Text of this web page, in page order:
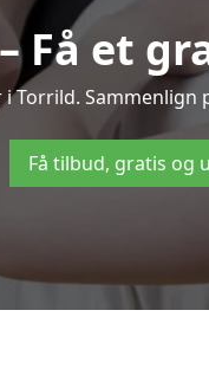
Få et
Torrild.
Få tilbud, gratis og